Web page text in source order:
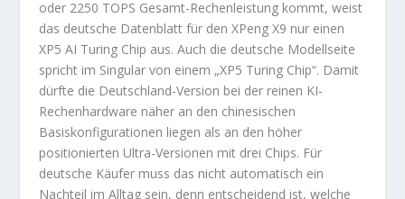
oder 2250 TOPS Gesamt-Rechenleistung kommt, weist
das deutsche Datenblatt für den XPeng X9 nur einen
XP5 AI Turing Chip aus. Auch die deutsche Modellseite
spricht im Singular von einem „XP5 Turing Chip“. Damit
dürfte die Deutschland-Version bei der reinen KI-
Rechenhardware näher an den chinesischen
Basiskonfigurationen liegen als an den höher
positionierten Ultra-Versionen mit drei Chips. Für
deutsche Käufer muss das nicht automatisch ein
Nachteil im Alltag sein, denn entscheidend ist, welche